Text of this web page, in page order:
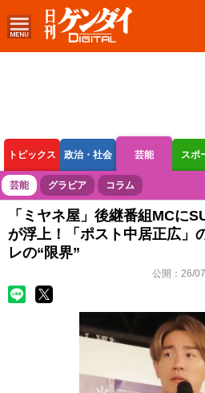
トピックス 政治・社会 芸能 スポ
ボートレース 競輪 オートレース
芸能 グラビア コラム
「ミヤネ屋」後継番組MCに
が浮上！「ポスト中居正広」
レの“限界”
公開： 26/